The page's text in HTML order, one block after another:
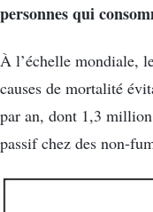
personnes qui
À l’échelle mondiale,
causes de mortalité
par an, dont 1,3
passif chez des non-